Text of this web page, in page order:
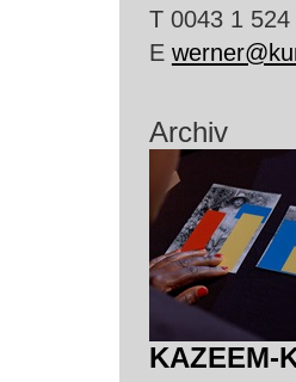
T 0043 1
E
Archiv
KAZEEM-